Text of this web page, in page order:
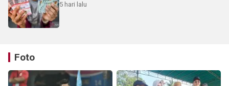
5 hari lalu
Foto